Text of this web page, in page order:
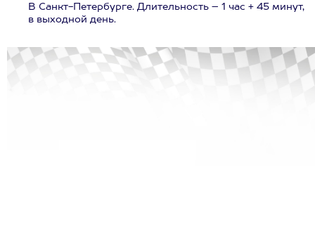
В Санкт-Петербурге. Длительность – 1 час + 45 минут,
в выходной день.